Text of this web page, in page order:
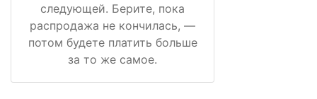
следующей. Берите, пока
распродажа не кончилась, —
потом будете платить больше
за то же самое.